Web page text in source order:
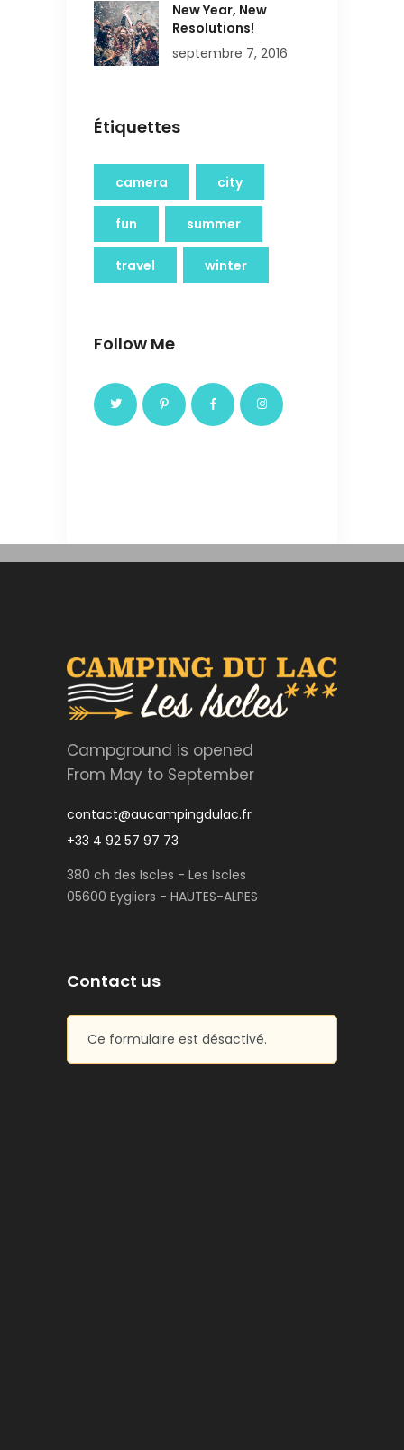
New Year, New
Resolutions!
septembre 7, 2016
Étiquettes
camera city
fun summer
travel winter
Follow Me
Campground is opened
From May to September
contact@aucampingdulac.fr
+33 4 92 57 97 73
380 ch des Iscles - Les Iscles
05600 Eygliers - HAUTES-ALPES
Contact us
Ce formulaire est désactivé.